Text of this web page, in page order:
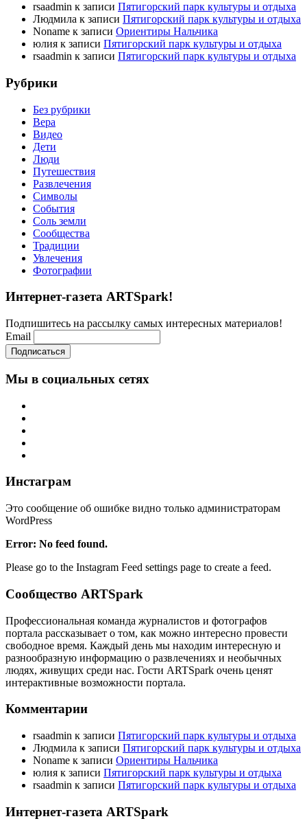
rsaadmin к записи Пятигорский парк культуры и отдыха
Людмила к записи Пятигорский парк культуры и отдыха
Noname к записи Ориентиры Нальчика
юлия к записи Пятигорский парк культуры и отдыха
rsaadmin к записи Пятигорский парк культуры и отдыха
Рубрики
Без рубрики
Вера
Видео
Дети
Люди
Путешествия
Развлечения
Символы
События
Соль земли
Сообщества
Традиции
Увлечения
Фотографии
Интернет-газета ARTSpark!
Подпишитесь на рассылку самых интересных материалов!
Email
Мы в социальных сетях
Инстаграм
Это сообщение об ошибке видно только администраторам
WordPress
Error: No feed found.
Please go to the Instagram Feed settings page to create a feed.
Сообщество ARTSpark
Профессиональная команда журналистов и фотографов
портала рассказывает о том, как можно интересно провести
свободное время. Каждый день мы находим интересную и
разнообразную информацию о развлечениях и необычных
людях, живущих среди нас. Гости ARTSpark очень ценят
интерактивные возможности портала.
Комментарии
rsaadmin к записи Пятигорский парк культуры и отдыха
Людмила к записи Пятигорский парк культуры и отдыха
Noname к записи Ориентиры Нальчика
юлия к записи Пятигорский парк культуры и отдыха
rsaadmin к записи Пятигорский парк культуры и отдыха
Интернет-газета ARTSpark